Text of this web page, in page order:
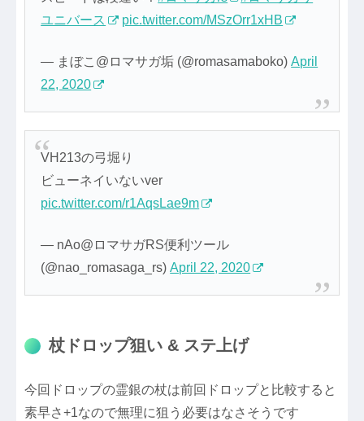
ユニバース
pic.twitter.com/MSzOrr1xHB
— まぼこ@ロマサガ垢 (@romasamaboko)April
22, 2020
VH213の弓堀り
ビューネイいないver
pic.twitter.com/r1AqsLae9m
— nAo@ロマサガRS便利ツール
(@nao_romasaga_rs)April 22, 2020
杖ドロップ狙い & ステ上げ
今回ドロップの霊銀の杖は前回ドロップと比較すると
素早さ+1なので無理に狙う必要はなさそうです